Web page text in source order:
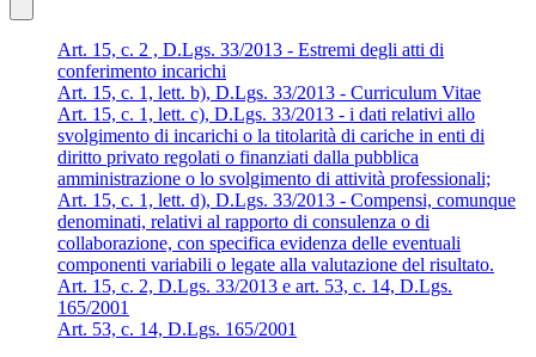
Art. 15, c. 2 , D.Lgs. 33/2013 - Estremi degli atti di
conferimento incarichi
Art. 15, c. 1, lett. b), D.Lgs. 33/2013 - Curriculum Vitae
Art. 15, c. 1, lett. c), D.Lgs. 33/2013 - i dati relativi allo
svolgimento di incarichi o la titolarità di cariche in enti di
diritto privato regolati o finanziati dalla pubblica
amministrazione o lo svolgimento di attività professionali;
Art. 15, c. 1, lett. d), D.Lgs. 33/2013 - Compensi, comunque
denominati, relativi al rapporto di consulenza o di
collaborazione, con specifica evidenza delle eventuali
componenti variabili o legate alla valutazione del risultato.
Art. 15, c. 2, D.Lgs. 33/2013 e art. 53, c. 14, D.Lgs.
165/2001
Art. 53, c. 14, D.Lgs. 165/2001